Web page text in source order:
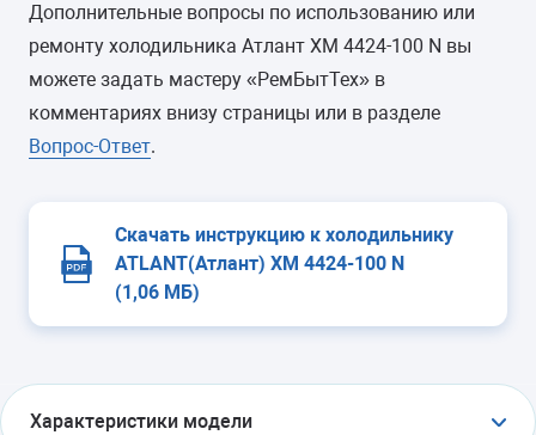
Дополнительные вопросы по использованию или
ремонту холодильника Атлант ХМ 4424-100 N вы
можете задать мастеру «РемБытТех» в
комментариях внизу страницы или в разделе
Вопрос-Ответ.
Скачать инструкцию к холодильнику
ATLANT(Атлант) ХМ 4424-100 N
(1,06 МБ)
Характеристики модели